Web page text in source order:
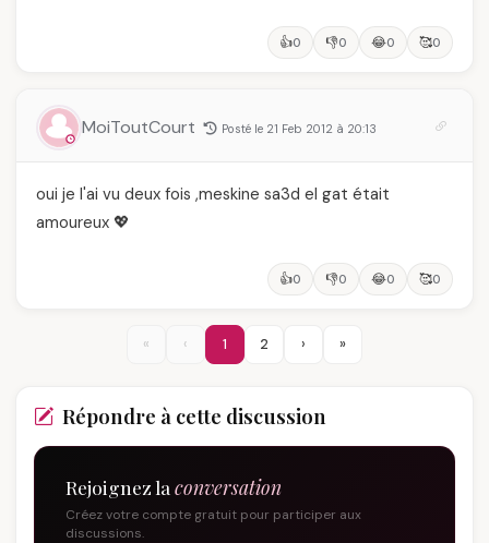
👍0 👎0 😂0 🥰0
MoiToutCourt Posté le 21 Feb 2012 à 20:13
oui je l'ai vu deux fois ,meskine sa3d el gat était
amoureux 💖
👍0 👎0 😂0 🥰0
« ‹ 1 2 › »
Répondre à cette discussion
Rejoignez la conversation
Créez votre compte gratuit pour participer aux
discussions.